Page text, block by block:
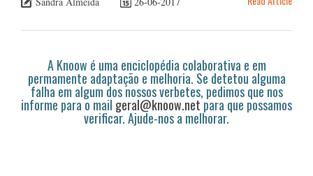
A Knoow é uma enciclopédia colaborativa e em
permamente adaptação e melhoria. Se detetou alguma
falha em algum dos nossos verbetes, pedimos que nos
informe para o mail geral@knoow.netpara que possamos
verificar. Ajude-nos a melhorar.